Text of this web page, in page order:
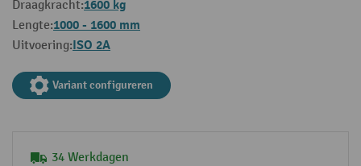
Draagkracht:1600 kg
Lengte:1000 - 1600 mm
Uitvoering:ISO 2A
Variant configureren
34 Werkdagen